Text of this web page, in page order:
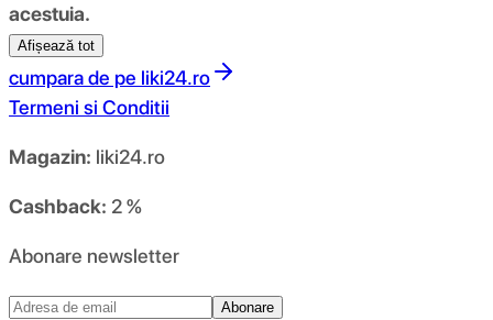
acestuia.
Afișează tot
cumpara de pe liki24.ro
Termeni si Conditii
Magazin: liki24.ro
Cashback: 2 %
Abonare newsletter
Abonare